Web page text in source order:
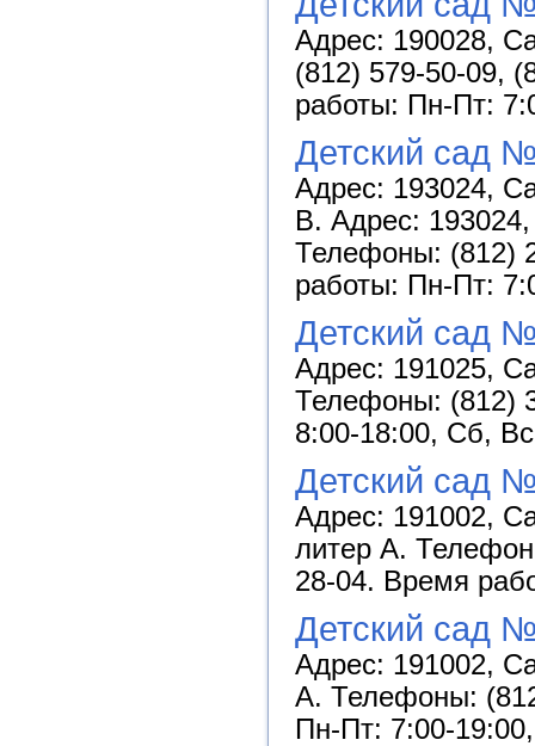
Адрес: 190028,
(812) 579-50-09,
работы: Пн-Пт:
Детский сад
Адрес: 193024,
В. Адрес: 193024,
Телефоны: (812)
работы: Пн-Пт:
Детский сад
Адрес: 191025,
Телефоны: (812)
8:00-18:00, Сб,
Детский сад
Адрес: 191002,
литер А.
28-04. Время
Детский сад
Адрес: 191002,
А. Телефоны:
Пн-Пт: 7:00-